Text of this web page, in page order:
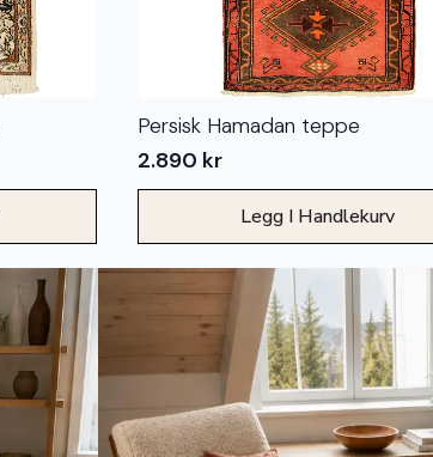
Persisk Hamadan teppe
2.890 kr
Legg I Handlekurv